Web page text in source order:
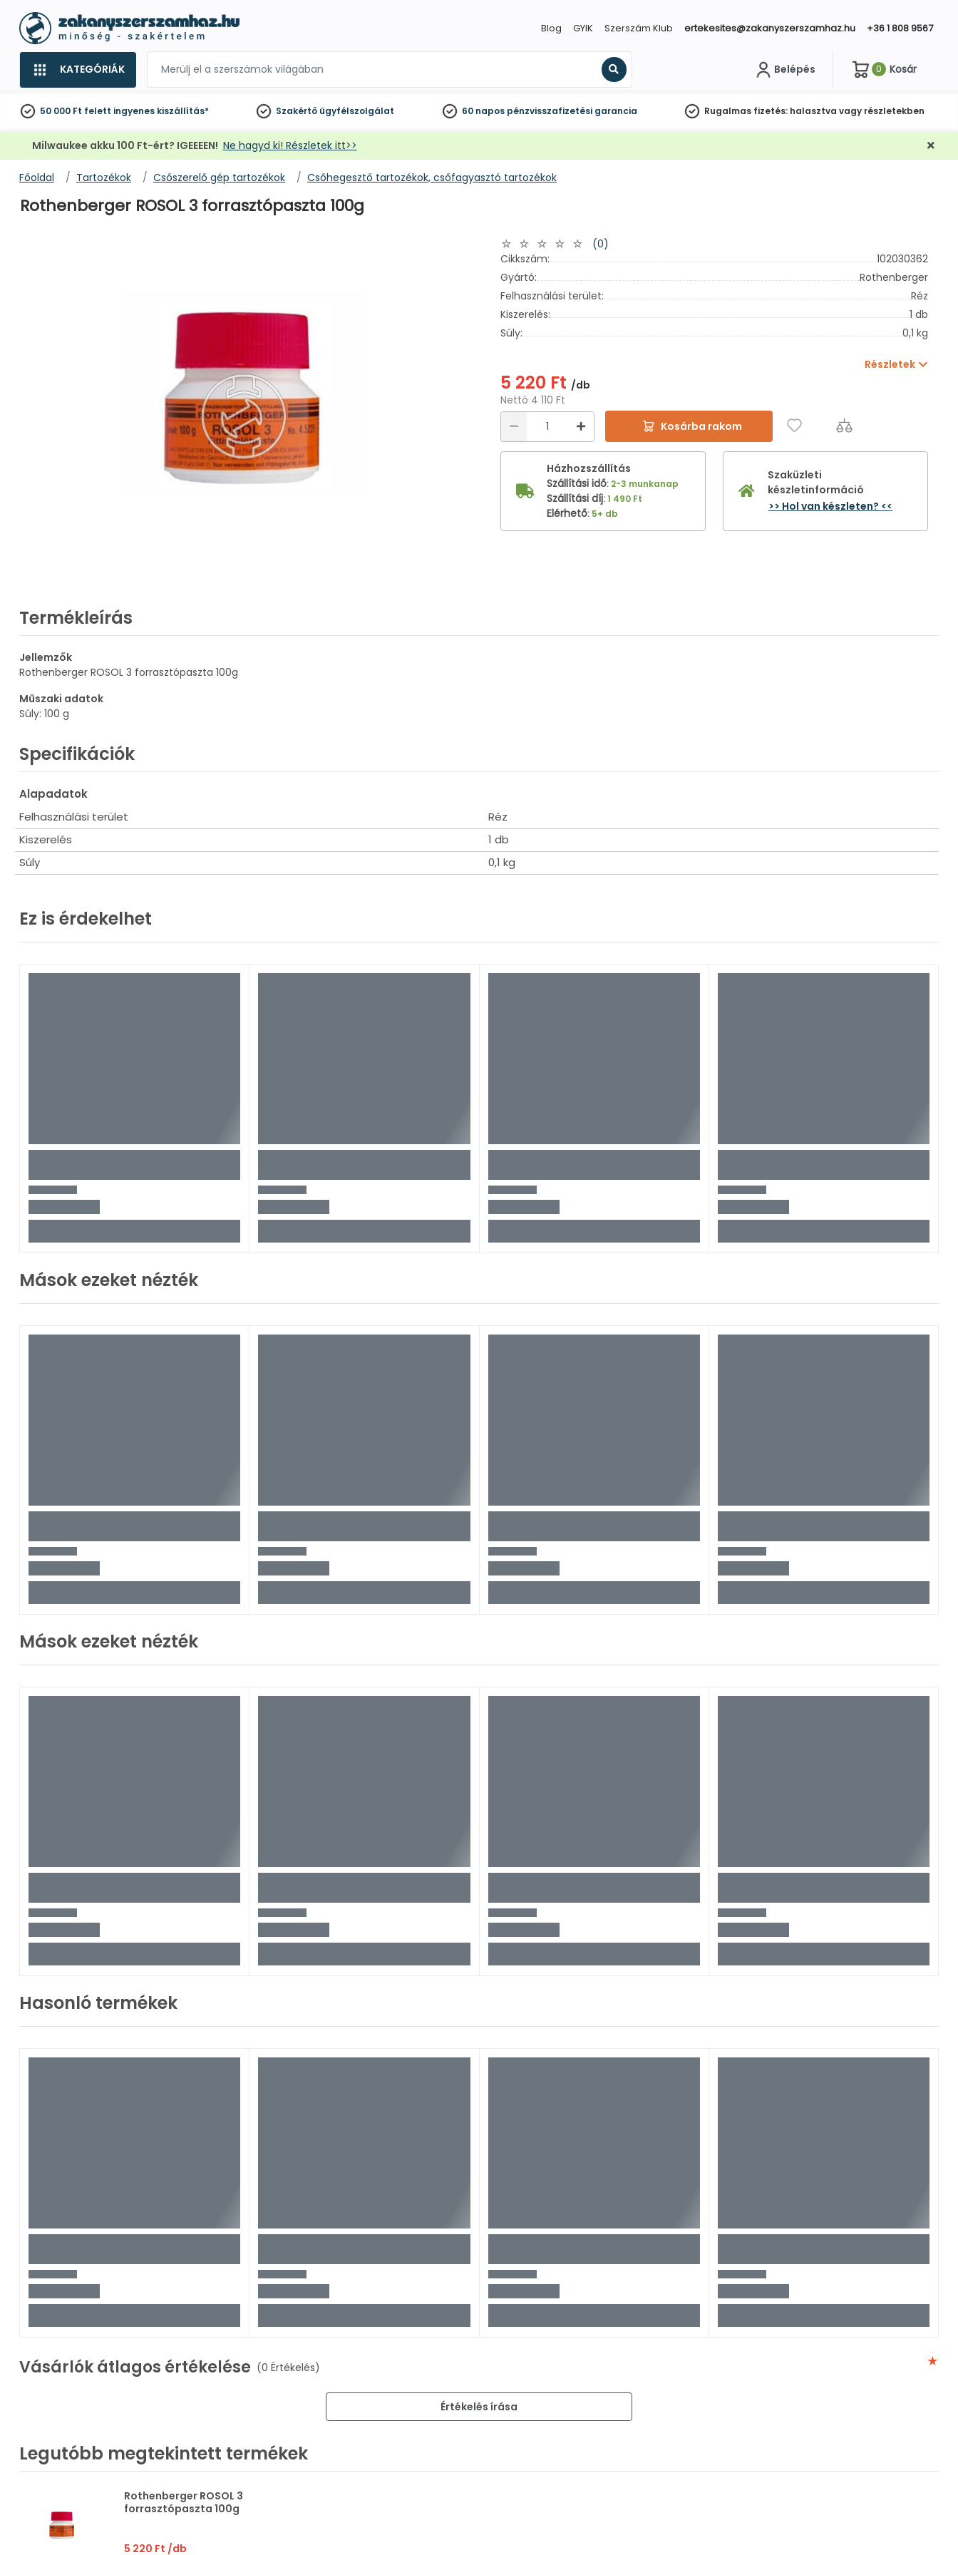
Blog GYIK Szerszám Klub ertekesites@zakanyszerszamhaz.hu +36 1 808 9567
KATEGÓRIÁK
Keresés
Belépés 0 Kosár
50 000 Ft felett ingyenes kiszállítás* Szakértő ügyfélszolgálat 60 napos pénzvisszafizetési garancia Rugalmas fizetés: halasztva vagy részletekben
Milwaukee akku 100 Ft-ért? IGEEEEN! Ne hagyd ki! Részletek itt>>
Főoldal Tartozékok Csőszerelő gép tartozékok Csőhegesztő tartozékok, csőfagyasztó tartozékok
Rothenberger ROSOL 3 forrasztópaszta 100g
(0)
Cikkszám:
102030362
Gyártó:
Rothenberger
Felhasználási terület:
Réz
Kiszerelés:
1 db
Súly:
0,1 kg
Részletek
5 220 Ft /db
Nettó 4 110 Ft
Kosárba rakom
Házhozszállítás
Szállítási idő: 2-3 munkanap
Szállítási díj:1 490 Ft
Elérhető: 5+ db
Szaküzleti
készletinformáció
>> Hol van készleten? <<
Termékleírás
Jellemzők
Rothenberger ROSOL 3 forrasztópaszta 100g
Műszaki adatok
Súly: 100 g
Specifikációk
Alapadatok
Felhasználási terület
Réz
Kiszerelés
1 db
Súly
0,1 kg
Ez is érdekelhet
Mások ezeket nézték
Mások ezeket nézték
Hasonló termékek
Vásárlók átlagos értékelése (0 Értékelés)
Értékelés írása
Legutóbb megtekintett termékek
Rothenberger ROSOL 3
forrasztópaszta 100g
5 220 Ft /db